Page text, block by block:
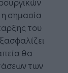
σημασία
του
θα
των